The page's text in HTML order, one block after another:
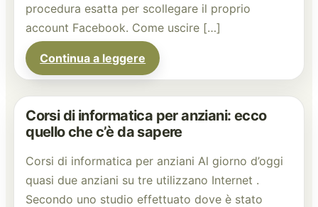
procedura esatta per scollegare il proprio
account Facebook. Come uscire […]
Continua a leggere
Corsi di informatica per anziani: ecco
quello che c’è da sapere
Corsi di informatica per anziani Al giorno d’oggi
quasi due anziani su tre utilizzano Internet .
Secondo uno studio effettuato dove è stato